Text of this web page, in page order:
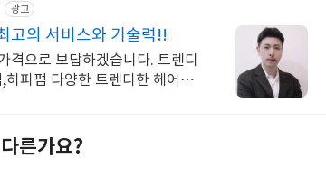
광고
고의 서비스와 기술력!!
으로 보답하겠습니다. 트렌디
피펌 다양한 트렌디한 헤어스
른가요?